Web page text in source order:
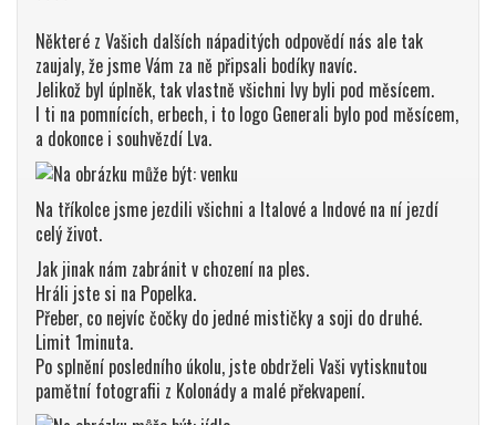
Některé z Vašich dalších nápaditých odpovědí nás ale tak
zaujaly, že jsme Vám za ně připsali bodíky navíc.
Jelikož byl úplněk, tak vlastně všichni lvy byli pod měsícem.
I ti na pomnících, erbech, i to logo Generali bylo pod měsícem,
a dokonce i souhvězdí Lva.
Na tříkolce jsme jezdili všichni a Italové a Indové na ní jezdí
celý život.
Jak jinak nám zabránit v chození na ples.
Hráli jste si na Popelka.
Přeber, co nejvíc čočky do jedné mističky a soji do druhé.
Limit 1minuta.
Po splnění posledního úkolu, jste obdrželi Vaši vytisknutou
pamětní fotografii z Kolonády a malé překvapení.